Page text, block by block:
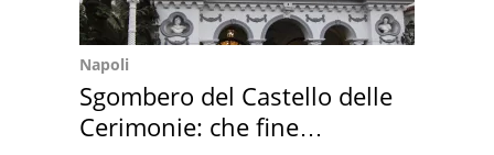
Napoli
Sgombero del Castello delle
Cerimonie: che fine